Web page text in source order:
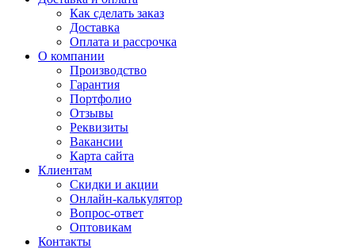
Как сделать заказ
Доставка
Оплата и рассрочка
О компании
Производство
Гарантия
Портфолио
Отзывы
Реквизиты
Вакансии
Карта сайта
Клиентам
Скидки и акции
Онлайн-калькулятор
Вопрос-ответ
Оптовикам
Контакты